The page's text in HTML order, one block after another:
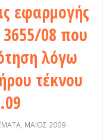
εφαρμογής
08 που
λόγω
τέκνου
, ΜΑΪΟΣ 2009